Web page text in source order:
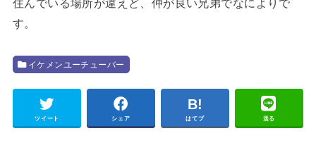
住んでいる場所が違えど、仲が良い兄弟でなによりで
す。
イケメンユーチューバー
ツイート シェア はてブ 送る